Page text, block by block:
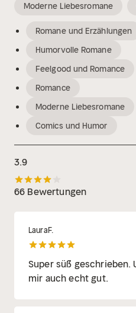
Moderne Liebesromane
Romane und Erzählungen
Humorvolle Romane
Feelgood und Romance
Romance
Moderne Liebesromane
Comics und Humor
3.9
66 Bewertungen
LauraF.
Super süß geschrieben.
mir auch echt gut.